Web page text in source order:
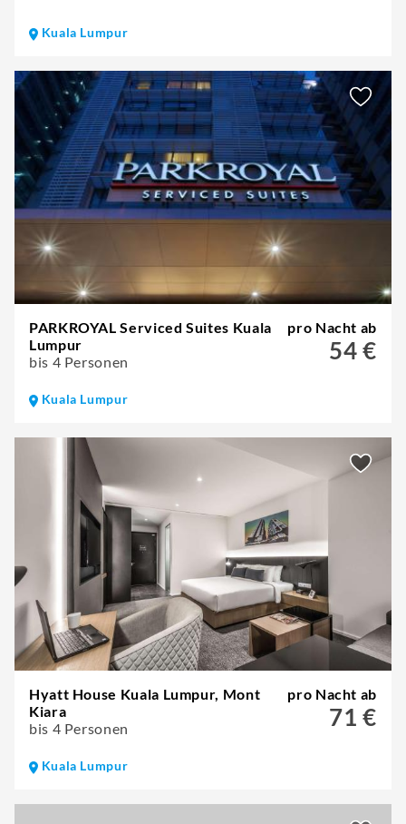
Kuala Lumpur
PARKROYAL Serviced Suites Kuala
Lumpur
bis 4 Personen
pro Nacht ab
54 €
Kuala Lumpur
Hyatt House Kuala Lumpur, Mont
Kiara
bis 4 Personen
pro Nacht ab
71 €
Kuala Lumpur